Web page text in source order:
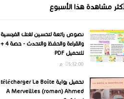
مشاهدة هذا الأسبوع
نصوص رائعة لتحسين لغتك الفرنسية
والقراءة والحفظ والتحدث - حصة 4 +
للتحميل PDF
5:12:00 م
تحميل رواية télécharger La Boîte
A Merveilles (roman) Ahmed